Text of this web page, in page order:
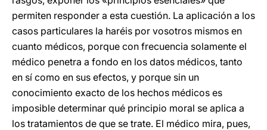
permiten responder a esta cuestión. La aplicación a los
casos particulares la haréis por vosotros mismos en
cuanto médicos, porque con frecuencia solamente el
médico penetra a fondo en los datos médicos, tanto
en sí como en sus efectos, y porque sin un
conocimiento exacto de los hechos médicos es
imposible determinar qué principio moral se aplica a
los tratamientos de que se trate. El médico mira, pues,